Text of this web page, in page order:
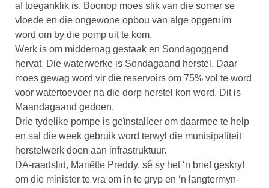
af toeganklik is. Boonop moes slik van die somer se
vloede en die ongewone opbou van alge opgeruim
word om by die pomp uit te kom.
Werk is om middernag gestaak en Sondagoggend
hervat. Die waterwerke is Sondagaand herstel. Daar
moes gewag word vir die reservoirs om 75% vol te word
voor watertoevoer na die dorp herstel kon word. Dit is
Maandagaand gedoen.
Drie tydelike pompe is geïnstalleer om daarmee te help
en sal die week gebruik word terwyl die munisipaliteit
herstelwerk doen aan infrastruktuur.
DA-raadslid, Mariëtte Preddy, sê sy het ‘n brief geskryf
om die minister te vra om in te gryp en ‘n langtermyn-